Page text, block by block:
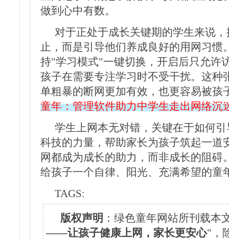
做到心中有数。
对于正处于成长关键期的学生来说
止，而是引导他们养成良好的用网习惯
持"学习模式"一键切换，开启后只允许
孩子在需要专注学习时不受干扰。这种
单粗暴的断网更加有效，也更容易被孩
童年：管理软件助力中学生走出网络沉
学生上网本无对错，关键在于如何
科技的力量，帮助家长为孩子筑起一道
网都成为成长的助力，而非成长的阻碍
给孩子一个自律、阳光、充满希望的童
TAGS:
版权声明 ：绿色童年网站所刊载本
——让孩子健康上网，家长更安心"，